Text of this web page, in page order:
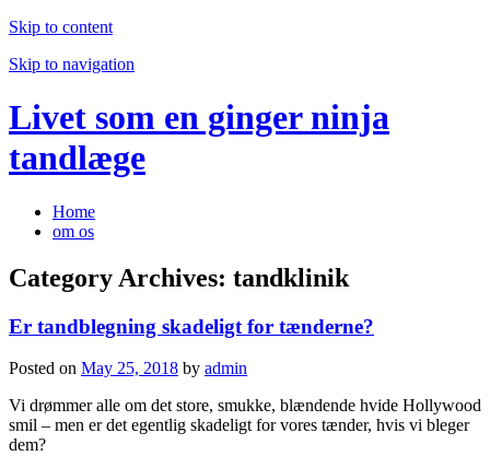
Skip to content
Skip to navigation
Livet som en ginger ninja
tandlæge
Home
om os
Category Archives: tandklinik
Er tandblegning skadeligt for tænderne?
Posted on May 25, 2018 by admin
Vi drømmer alle om det store, smukke, blændende hvide Hollywood
smil – men er det egentlig skadeligt for vores tænder, hvis vi bleger
dem?